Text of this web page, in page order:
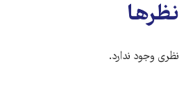
نظرها
نظری وجود ندارد.